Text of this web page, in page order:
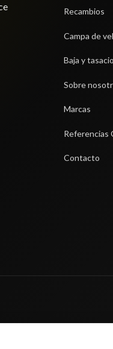
Recambios
Campa de
Baja y
Sobre
Marcas
Referencias
Contacto